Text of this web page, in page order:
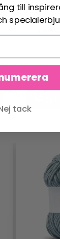
0-704
till
tack